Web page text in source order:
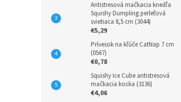
Antistresová mačkacia knedľa
Squishy Dumpling perleťová
svietiaca 8,5 cm (3044)
€5,29
Prívesok na kľúče CatNap 7 cm
(0567)
€0,78
Squishy Ice Cube antistresová
mačkacia kocka (3136)
€4,06